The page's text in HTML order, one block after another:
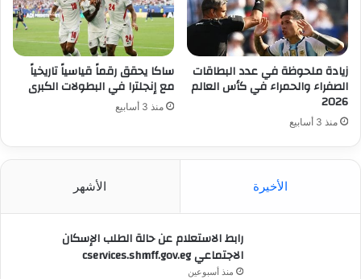
زيادة ملحوظة في عدد البطاقات
الصفراء والحمراء في كأس العالم
2026
منذ 3 أسابيع
ساكا يحقق رقماً قياسياً تاريخياً
مع إنجلترا في البطولات الكبرى
منذ 3 أسابيع
الأخيرة الأشهر
رابط الاستعلام عن حالة الطلب الإسكان
الاجتماعي cservices.shmff.gov.eg
منذ أسبوعين